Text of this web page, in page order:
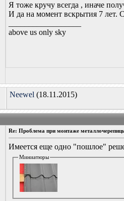
Я тоже кручу всегда , иначе
И да на момент вскрытия 7 лет.
above us only sky
Neewel (18.11.2015)
Re: Проблема при монтаже
Имеется еще одно "пошлое"
Миниатюры